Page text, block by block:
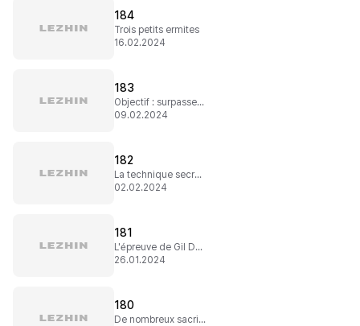
184
Trois petits ermites
16.02.2024
183
Objectif : surpasser Kamisin
09.02.2024
182
La technique secrète
02.02.2024
181
L'épreuve de Gil Dong
26.01.2024
180
De nombreux sacrifices